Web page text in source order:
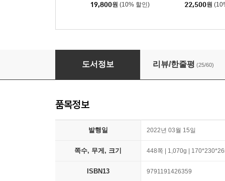
19,800원 (10% 할인) 22,500원
초등수학 심화 공부법
도서정보 리뷰/한줄평 (25/60)
품목정보
발행일 2022년 03월 15일
쪽수, 무게, 크기 448쪽 | 1,070g |
ISBN13 9791191426359